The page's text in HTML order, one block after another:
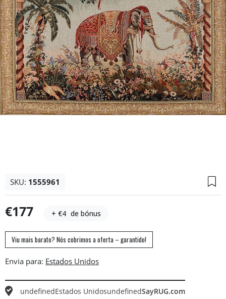
SKU: 1555961
€177 + €4 de bónus
Viu mais barato? Nós cobrimos a oferta – garantido!
Envia para:
undefinedEstados UnidosundefinedSayRUG.com